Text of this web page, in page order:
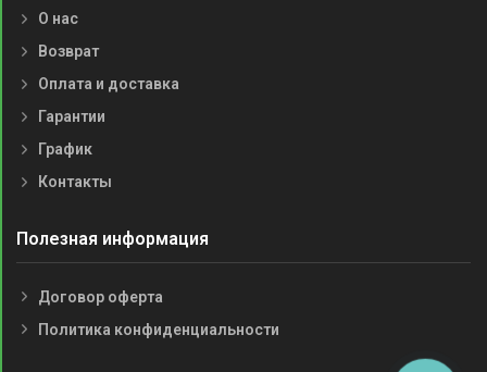
О нас
Возврат
Оплата и доставка
Гарантии
График
Контакты
Полезная информация
Договор оферта
Политика конфиденциальности